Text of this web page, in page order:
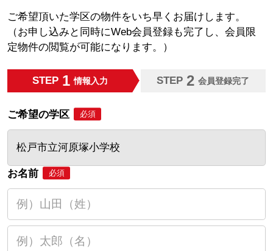
ご希望頂いた学区の物件をいち早くお届けします。
（お申し込みと同時にWeb会員登録も完了し、会員限
定物件の閲覧が可能になります。）
STEP 1 情報入力 STEP 2 会員登録完了
ご希望の学区 必須
松戸市立河原塚小学校
お名前 必須